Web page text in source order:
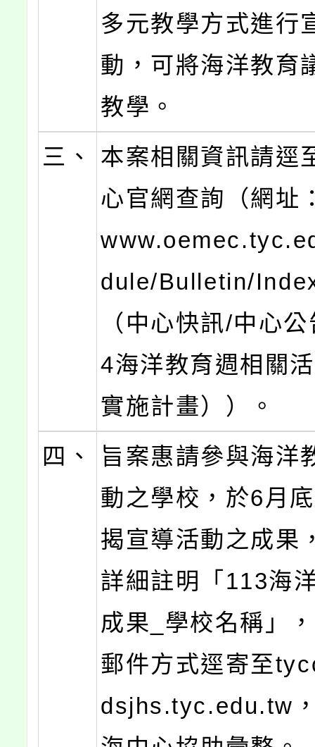
多元教學方式進行
動，可將海洋教育
教學。
三、
本案相關資訊請逕
心官網查詢（網址
dule/Bulletin/
（中心快訊/中心
4海洋教育週相關
實施計畫））。
四、
旨案惠請參與海洋
動之學校，於6月
揭宣導活動之成果
詳細註明「113海
成果_學校名稱」
郵件方式逕寄至
dsjhs.tyc.edu.tw